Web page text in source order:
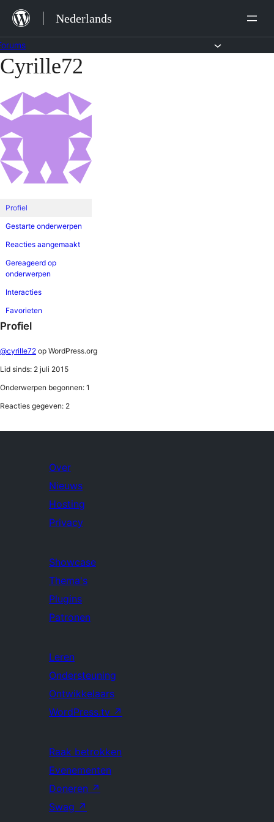
naar
de
inhoud
Nederlands
Ga
naar
de
inhoud
Cyrille72
Profiel
Gestarte onderwerpen
Reacties aangemaakt
Gereageerd op
onderwerpen
Interacties
Favorieten
Profiel
@cyrille72 op WordPress.org
Lid sinds: 2 juli 2015
Onderwerpen begonnen: 1
Reacties gegeven: 2
Over
Nieuws
Hosting
Privacy
Showcase
Thema's
Plugins
Patronen
Leren
Ondersteuning
Ontwikkelaars
WordPress.tv ↗
Raak betrokken
Evenementen
Doneren ↗
Swag ↗